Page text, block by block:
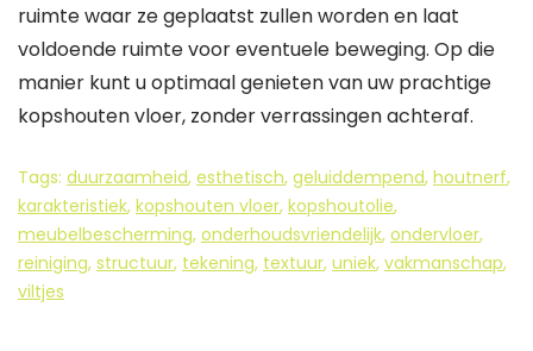
ruimte waar ze geplaatst zullen worden en laat
voldoende ruimte voor eventuele beweging. Op die
manier kunt u optimaal genieten van uw prachtige
kopshouten vloer, zonder verrassingen achteraf.
Tags: duurzaamheid, esthetisch, geluiddempend, houtnerf,
karakteristiek, kopshouten vloer, kopshoutolie,
meubelbescherming, onderhoudsvriendelijk, ondervloer,
reiniging, structuur, tekening, textuur, uniek, vakmanschap,
viltjes